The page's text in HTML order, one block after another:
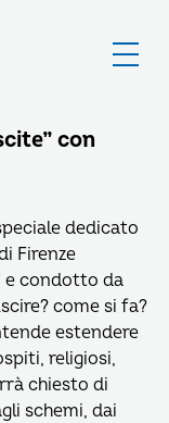
con
dedicato
Firenze
e condotto da
come si fa?
estendere
religiosi,
chiesto di
schemi, dai